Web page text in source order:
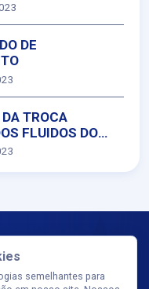
DE
TROCA
FLUIDOS DO
semelhantes para